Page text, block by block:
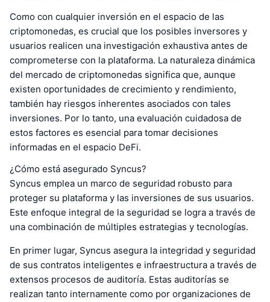
Como con cualquier inversión en el espacio de las
criptomonedas, es crucial que los posibles inversores y
usuarios realicen una investigación exhaustiva antes de
comprometerse con la plataforma. La naturaleza dinámica
del mercado de criptomonedas significa que, aunque
existen oportunidades de crecimiento y rendimiento,
también hay riesgos inherentes asociados con tales
inversiones. Por lo tanto, una evaluación cuidadosa de
estos factores es esencial para tomar decisiones
informadas en el espacio DeFi.
¿Cómo está asegurado Syncus?
Syncus emplea un marco de seguridad robusto para
proteger su plataforma y las inversiones de sus usuarios.
Este enfoque integral de la seguridad se logra a través de
una combinación de múltiples estrategias y tecnologías.
En primer lugar, Syncus asegura la integridad y seguridad
de sus contratos inteligentes e infraestructura a través de
extensos procesos de auditoría. Estas auditorías se
realizan tanto internamente como por organizaciones de